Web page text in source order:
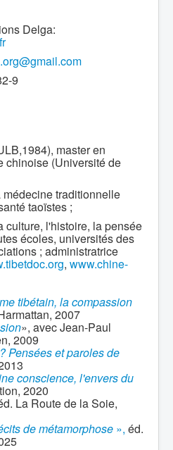
Delga:
9
master en
chinoise (Université de
traditionnelle
taoïstes ;
culture, l'histoire, la pensée
écoles, universités des
; administratrice
, www.chine-
tibétain, la compassion
2007
», avec Jean-Paul
2009
Pensées et paroles de
conscience, l'envers du
2020
La Route de la Soie,
de métamorphose », éd.